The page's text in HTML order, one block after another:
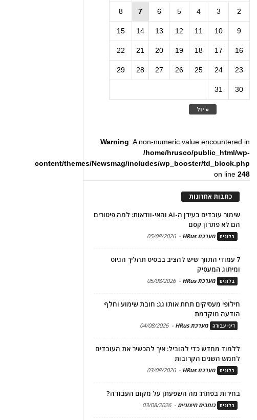
« יול
2
3
4
5
6
7
8
9
10
11
12
13
14
15
16
17
18
19
20
21
22
23
24
25
26
27
28
29
30
31
Warning: A non-numeric value encountered in
/home/hrusco/public_html/wp-
content/themes/Newsmag/includes/wp_booster/td_block.php
on line248
כתבות אחרונות
שימור עובדים בעידן ה-AI והאי-וודאות: למה פיטורים
הם לא פתרון קסם
בלוגים מערכת HRus -
05/08/2026
7 עמודי התווך שיש להציב בבסיס תהליך הגיוס
ומיתוג המעסיק
בלוגים מערכת HRus -
05/08/2026
חילופי מעסיקים תחת אותו גג: חובת שימוע וחלף
הודעה מוקדמת
דיני עבודה מערכת HRus -
04/08/2026
ללמוד מחדש כדי להוביל: איך להכשיר את העובדים
לחמש השנים הקרובות
בלוגים מערכת HRus -
03/08/2026
בחירות בפתח: מה השפעתן על מקום העבודה?
בלוגים כותבים חיצוניים -
03/08/2026